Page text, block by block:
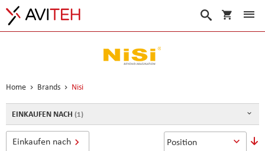
Suche
Home Brands Nisi
Einkaufen nach
EINKAUFEN NACH